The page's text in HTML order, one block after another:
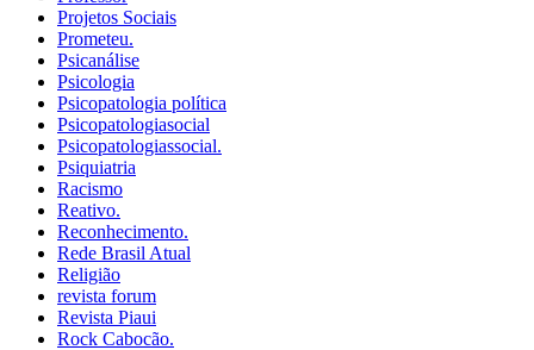
Projetos Sociais
Prometeu.
Psicanálise
Psicologia
Psicopatologia política
Psicopatologiasocial
Psicopatologiassocial.
Psiquiatria
Racismo
Reativo.
Reconhecimento.
Rede Brasil Atual
Religião
revista forum
Revista Piaui
Rock Cabocão.